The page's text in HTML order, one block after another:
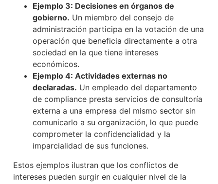
Ejemplo 3: Decisiones en órganos de
gobierno. Un miembro del consejo de
administración participa en la votación de una
operación que beneficia directamente a otra
sociedad en la que tiene intereses
económicos.
Ejemplo 4: Actividades externas no
declaradas. Un empleado del departamento
de compliance presta servicios de consultoría
externa a una empresa del mismo sector sin
comunicarlo a su organización, lo que puede
comprometer la confidencialidad y la
imparcialidad de sus funciones.
Estos ejemplos ilustran que los conflictos de
intereses pueden surgir en cualquier nivel de la